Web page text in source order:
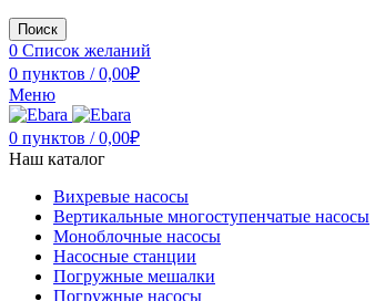
Поиск
0 Список желаний
0 пунктов / 0,00₽
Меню
0 пунктов / 0,00₽
Наш каталог
Вихревые насосы
Вертикальные многоступенчатые насосы
Моноблочные насосы
Насосные станции
Погружные мешалки
Погружные насосы